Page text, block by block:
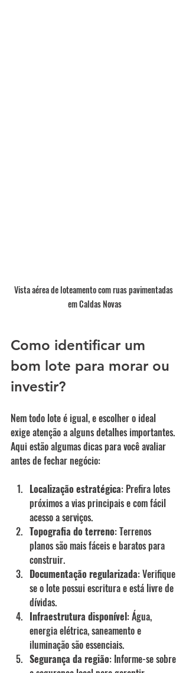
Vista aérea de loteamento com ruas pavimentadas
em Caldas Novas
Como identificar um
bom lote para morar ou
investir?
Nem todo lote é igual, e escolher o ideal
exige atenção a alguns detalhes importantes.
Aqui estão algumas dicas para você avaliar
antes de fechar negócio:
Localização estratégica: Prefira lotes
próximos a vias principais e com fácil
acesso a serviços.
Topografia do terreno: Terrenos
planos são mais fáceis e baratos para
construir.
Documentação regularizada: Verifique
se o lote possui escritura e está livre de
dívidas.
Infraestrutura disponível: Água,
energia elétrica, saneamento e
iluminação são essenciais.
Segurança da região: Informe-se sobre